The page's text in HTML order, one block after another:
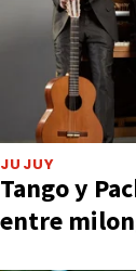
JUJUY
Tango y
entre